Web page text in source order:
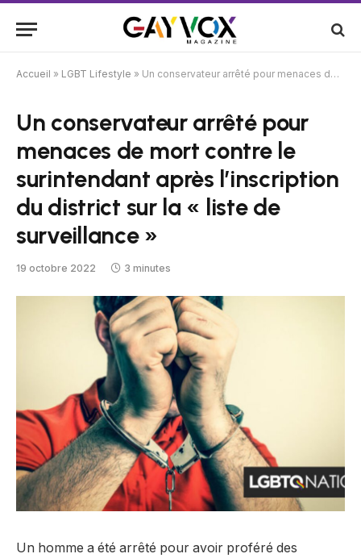
Accueil » LGBT Lifestyle » Un conservateur arrêté pour menaces de mort contre le surintendant après l’inscription du district sur la « liste de surveillance »
Un conservateur arrêté pour
menaces de mort contre le
surintendant après l’inscription
du district sur la « liste de
surveillance »
19 octobre 2022 3 minutes
Un homme a été arrêté pour avoir proféré des